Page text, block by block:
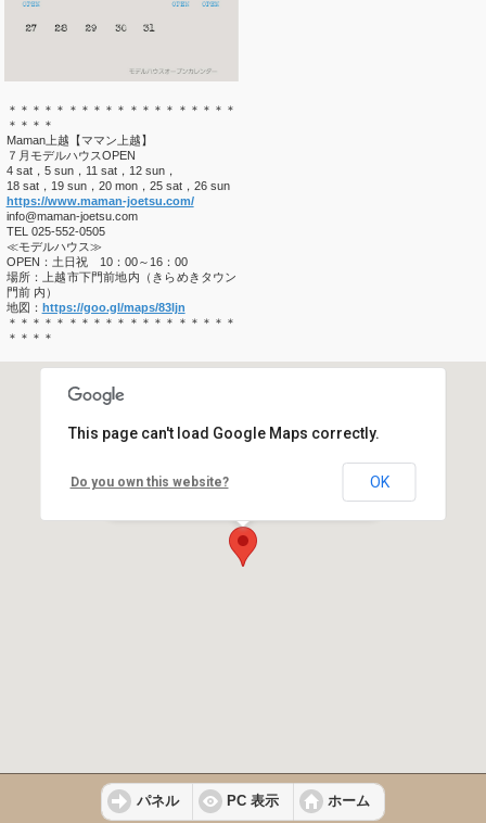
＊＊＊＊＊＊＊＊＊＊＊＊＊＊＊＊＊＊＊
＊＊＊＊
Maman上越【ママン上越】
７月モデルハウスOPEN
4 sat，5 sun，11 sat，12 sun，
18 sat，19 sun，20 mon，25 sat，26 sun
https://www.maman-joetsu.com/
info@maman-joetsu.com
TEL 025-552-0505
≪モデルハウス≫
OPEN：土日祝 10：00～16：00
場所：上越市下門前地内（きらめきタウン
門前 内）
地図： https://goo.gl/maps/83ljn
＊＊＊＊＊＊＊＊＊＊＊＊＊＊＊＊＊＊＊
＊＊＊＊
マップを読み込んでいます...
Maman上越【ママン上越】モデルハウス
This page can't load Google Maps correctly.
Do you own this website? OK
パネル PC 表示 ホーム